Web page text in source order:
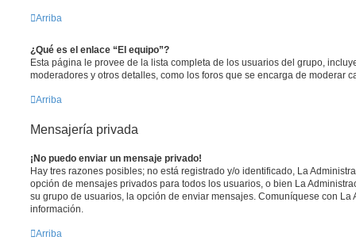
Arriba
¿Qué es el enlace “El equipo”?
Esta página le provee de la lista completa de los usuarios del grupo,
moderadores y otros detalles, como los foros que se encarga de moderar
Arriba
Mensajería privada
¡No puedo enviar un mensaje privado!
Hay tres razones posibles; no está registrado y/o identificado, La
opción de mensajes privados para todos los usuarios, o bien La
su grupo de usuarios, la opción de enviar mensajes. Comuníquese con La
información.
Arriba